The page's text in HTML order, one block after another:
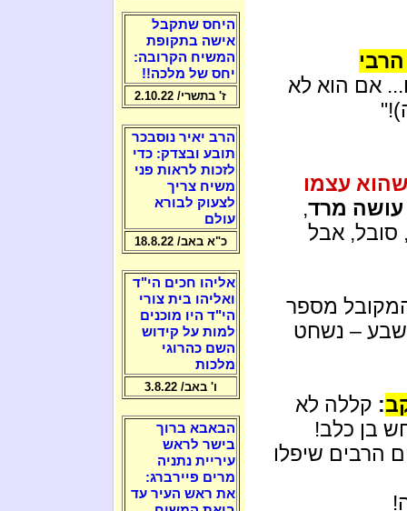
הרבי
אם הוא לא
עצמו
עושה מרד,
סובל, אבל
מספר
– נשחט
: קללה לא
בן כלב!
הרבים שיפלו
היחס שתקבל
אישה בתקופת
המשיח הקרובה:
יחס של מלכה!!
ז' בתשרי/ 2.10.22
הרב יאיר נוסבכר
תובע ובצדק: כדי
לזכות לראות פני
משיח צריך
לצעוק לבורא
עולם
כ"א באב/ 18.8.22
אליהו חכים הי"ד
ואליהו בית צורי
הי"ד היו מוכנים
למות על קידוש
השם כהרוגי
מלכות
ו' באב/ 3.8.22
הבאבא ברוך
בישר לראש
עיריית נתניה
מרים פיירברג:
את ראש העיר עד